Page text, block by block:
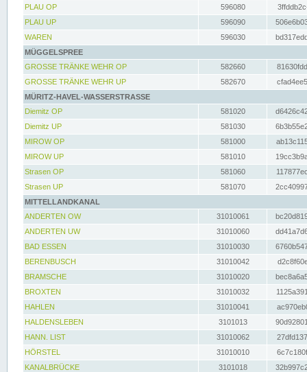
PLAU OP
596080
PLAU UP
596090
WAREN
596030
MÜGGELSPREE
GROSSE TRÄNKE WEHR OP
582660
GROSSE TRÄNKE WEHR UP
582670
MÜRITZ-HAVEL-WASSERSTRASSE
Diemitz OP
581020
Diemitz UP
581030
MIROW OP
581000
MIROW UP
581010
Strasen OP
581060
Strasen UP
581070
MITTELLANDKANAL
ANDERTEN OW
31010061
ANDERTEN UW
31010060
BAD ESSEN
31010030
BERENBUSCH
31010042
BRAMSCHE
31010020
BROXTEN
31010032
HAHLEN
31010041
HALDENSLEBEN
3101013
HANN. LIST
31010062
HÖRSTEL
31010010
KANALBRÜCKE
3101018